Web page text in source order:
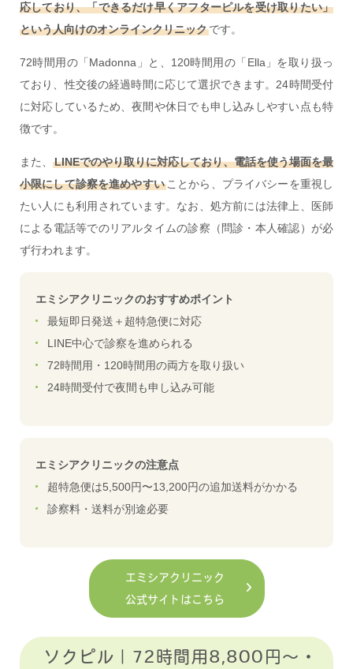
応しており、「できるだけ早くアフターピルを受け取りたい」
という人向けのオンラインクリニックです。
72時間用の「Madonna」と、120時間用の「Ella」を取り扱っ
ており、性交後の経過時間に応じて選択できます。24時間受付
に対応しているため、夜間や休日でも申し込みしやすい点も特
徴です。
また、
LINEでのやり取りに対応しており、電話を使う場面を最
小限にして診察を進めやすいことから、プライバシーを重視し
たい人にも利用されています。なお、処方前には法律上、医師
による電話等でのリアルタイムの診察（問診・本人確認）が必
ず行われます。
エミシアクリニックのおすすめポイント
最短即日発送＋超特急便に対応
LINE中心で診察を進められる
72時間用・120時間用の両方を取り扱い
24時間受付で夜間も申し込み可能
エミシアクリニックの注意点
超特急便は5,500円〜13,200円の追加送料がかかる
診察料・送料が別途必要
エミシアクリニック
公式サイトはこちら
ソクピル｜72時間用8,800円〜・